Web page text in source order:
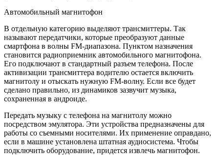
Автомобильный магнитофон
В отдельную категорию выделяют трансмиттеры. Так
называют передатчики, которые преобразуют данные
смартфона в волны FM-диапазона. Пунктом назначения
становится радиоприемник автомобильного магнитофона.
Его подключают в стандартный разъем телефона. После
активизации трансмиттера водителю остается включить
магнитолу и отыскать нужную FM-волну. Если все будет
сделано правильно, из динамиков зазвучит музыка,
сохраненная в андроиде.
Передать музыку с телефона на магнитолу можно
посредством эмулятора. Эти устройства предназначены для
работы со съемными носителями. Их применение оправдано,
если в машине установлена штатная аудиосистема. Чтобы
подключить оборудование, придется извлечь магнитофон.